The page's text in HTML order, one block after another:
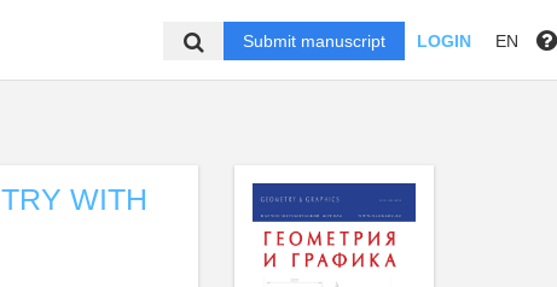
Submit manuscript LOGIN EN
WITH